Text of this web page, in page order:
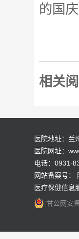
的国
相关阅
医院地址：兰
医院网址：
电话：0931-
网站备案号：
医疗保健信息
甘公网安